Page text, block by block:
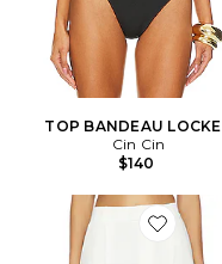
TOP BANDEAU
Cin Cin
$140
Favorite